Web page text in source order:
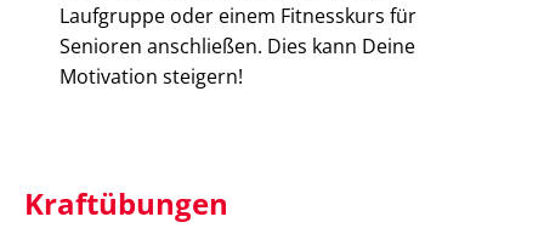
Laufgruppe oder einem Fitnesskurs für
Senioren anschließen. Dies kann Deine
Motivation steigern!
Kraftübungen